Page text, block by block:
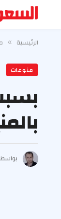
الرئيسية »
منوعات